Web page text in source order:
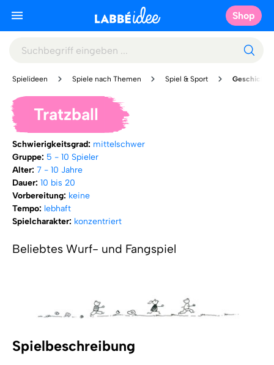
Shop
Spielideen Spiele nach Themen Spiel & Sport
Tratzball
Schwierigkeitsgrad: mittelschwer
Gruppe: 5 - 10 Spieler
Alter: 7 - 10 Jahre
Dauer: 10 bis 20
Vorbereitung: keine
Tempo: lebhaft
Spielcharakter: konzentriert
Beliebtes Wurf- und Fangspiel
Spielbeschreibung